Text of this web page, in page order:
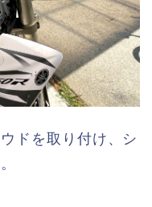
ドを取り付け、シ